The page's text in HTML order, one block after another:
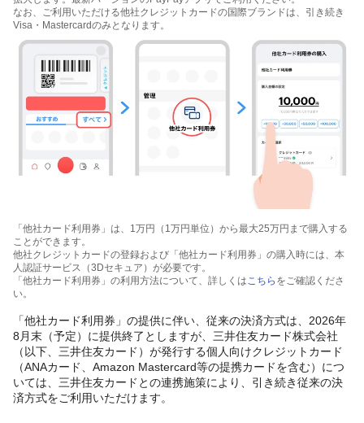
なお、ご利用いただける他社クレジットカードの国際ブランドは、引き続き
Visa・Mastercardのみとなります。
「他社カード利用券」は、1万円（1万円単位）から最大25万円まで購入する
ことができます。
他社クレジットカードの登録および「他社カード利用券」の購入時には、本
人認証サービス（3Dセキュア）が必要です。
「他社カード利用券」の利用方法について、詳しくはこちら をご確認くださ
い。
「他社カード利用券」の提供に伴い、従来の決済方式は、2026年
8月末（予定）に提供終了としますが、三井住友カード株式会社
（以下、三井住友カード）が発行する個人向けクレジットカード
（ANAカード、Amazon Mastercard等の提携カードを含む）につ
いては、三井住友カードとの連携施策により、引き続き従来の決
済方式をご利用いただけます。